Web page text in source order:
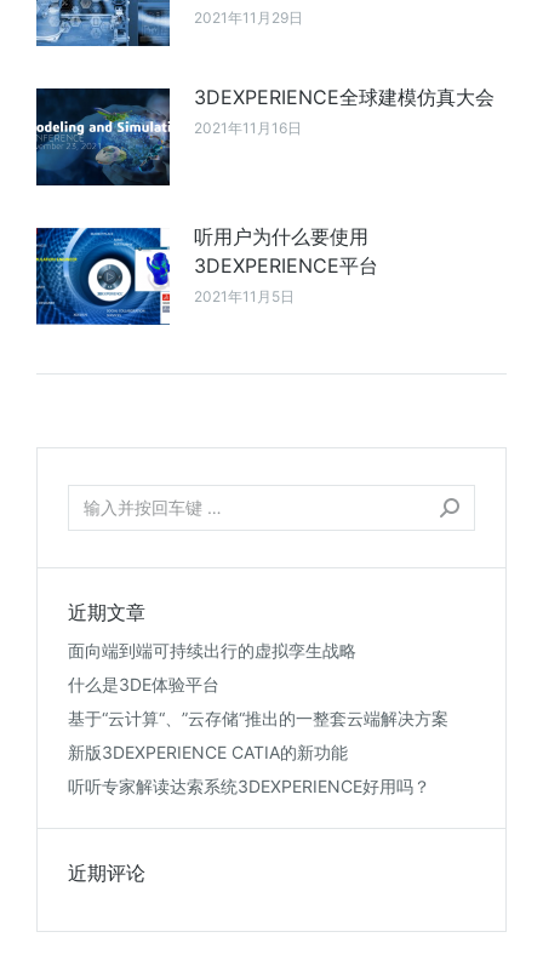
2021年11月29日
3DEXPERIENCE全球建模仿真大会
2021年11月16日
听用户为什么要使用
3DEXPERIENCE平台
2021年11月5日
近期文章
面向端到端可持续出行的虚拟孪生战略
什么是3DE体验平台
基于“云计算“、”云存储“推出的一整套云端解决方案
新版3DEXPERIENCE CATIA的新功能
听听专家解读达索系统3DEXPERIENCE好用吗？
近期评论